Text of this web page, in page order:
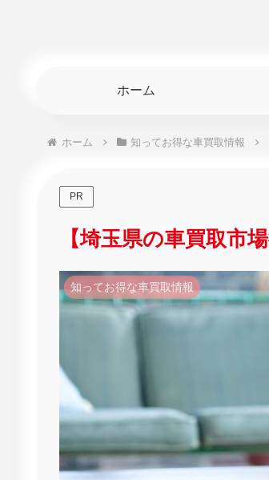
ホーム
ホーム 知ってお得な車買取情報
PR
【埼玉県の車買取市
知ってお得な車買取情報